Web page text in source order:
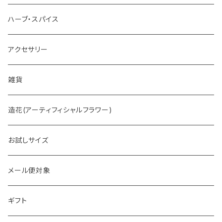
ホットチョコレート
ハーブ・スパイス
アクセサリー
雑貨
造花(アーティフィシャルフラワー)
お試しサイズ
メール便対象
ギフト